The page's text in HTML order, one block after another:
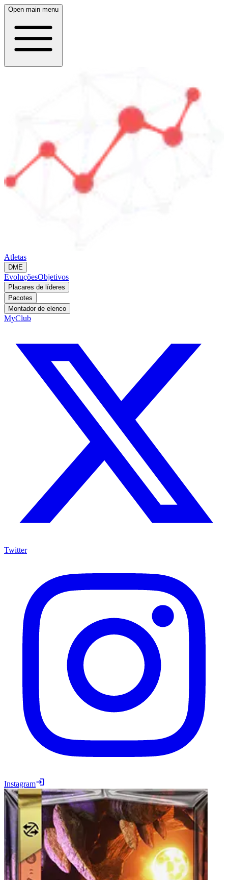
Open main menu
Atletas
DME
EvoluçõesObjetivos
Placares de líderes
Pacotes
Montador de elenco
MyClub
Twitter
Instagram